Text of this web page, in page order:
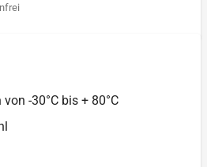
-30°C bis + 80°C